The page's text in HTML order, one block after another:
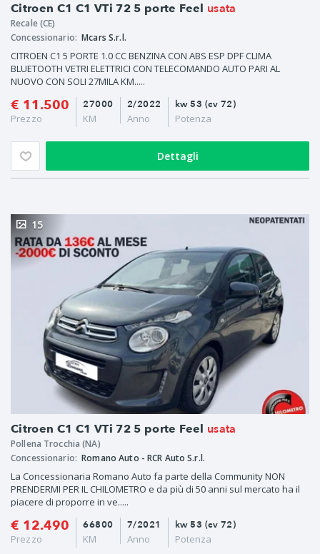
Citroen C1 C1 VTi 72 5 porte Feel usata
Recale (CE)
Concessionario: Mcars S.r.l.
CITROEN C1 5 PORTE 1.0 CC BENZINA CON ABS ESP DPF CLIMA
BLUETOOTH VETRI ELETTRICI CON TELECOMANDO AUTO PARI AL
NUOVO CON SOLI 27MILA KM.....
€ 11.500
Prezzo
2/2022
Anno
27000
KM
kw 53 (cv 72)
Potenza
Dettagli
Citroen C1 C1 VTi 72 5 porte Feel usata
15
Pollena Trocchia (NA)
Concessionario: Romano Auto - RCR Auto S.r.l.
La Concessionaria Romano Auto fa parte della Community NON
PRENDERMI PER IL CHILOMETRO e da più di 50 anni sul mercato ha il
piacere di proporre in ve.....
€ 12.490
Prezzo
7/2021
Anno
66800
KM
kw 53 (cv 72)
Potenza